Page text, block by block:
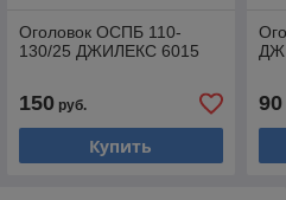
Оголовок ОСПБ 110-
130/25 ДЖИЛЕКС 6015
150руб.
Купить
90